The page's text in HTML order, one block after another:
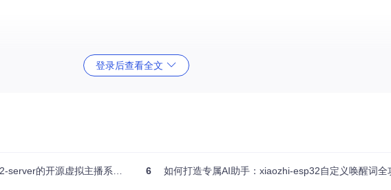
性能的关键。我建议将音频解码任务分配给核心0，网络通信和用户交互任务分配给核心1，
登录后查看全文
的开源虚拟主播系统构建指南 6 如何打造专属AI助手：xiaozhi-esp32自定义唤醒词全